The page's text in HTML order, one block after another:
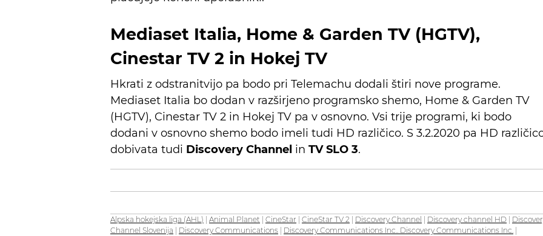
Mediaset Italia, Home & Garden TV (HGTV),
Cinestar TV 2 in Hokej TV
Hkrati z odstranitvijo pa bodo pri Telemachu dodali štiri nove programe.
Mediaset Italia bo dodan v razširjeno programsko shemo, Home & Garden TV
(HGTV), Cinestar TV 2 in Hokej TV pa v osnovno. Vsi trije programi, ki bodo
dodani v osnovno shemo bodo imeli tudi HD različico. S 3.2.2020 pa HD
dobivata tudi Discovery Channel in TV SLO 3.
Alpska hokejska liga (AHL) Animal Planet CineStar CineStar TV 2 Discovery Channel Discovery channel HD
Channel Slovenija
Discovery Communications Discovery Communications Inc.. Discovery Communications Inc.